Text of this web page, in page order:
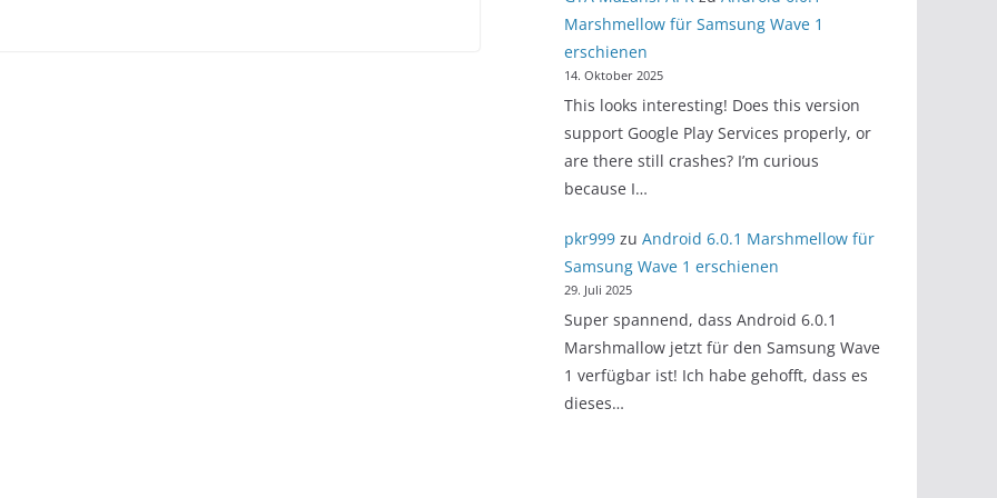
Marshmellow für Samsung Wave 1
erschienen
14. Oktober 2025
This looks interesting! Does this version
support Google Play Services properly, or
are there still crashes? I’m curious
because I…
pkr999zu Android 6.0.1 Marshmellow für
Samsung Wave 1 erschienen
29. Juli 2025
Super spannend, dass Android 6.0.1
Marshmallow jetzt für den Samsung Wave
1 verfügbar ist! Ich habe gehofft, dass es
dieses…